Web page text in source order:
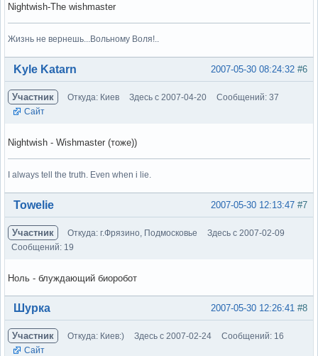
Nightwish-The wishmaster
Жизнь не вернешь...Вольному Воля!..
Вне форума #6
2007-05-30 08:24:32
Kyle Katarn
Участник Откуда: Киев Здесь с 2007-04-20
Сообщений: 37
Сайт
Nightwish - Wishmaster (тоже))
I always tell the truth. Even when i lie.
Вне форума #7
2007-05-30 12:13:47
Towelie
Участник Откуда: г.Фрязино, Подмосковье
Здесь с 2007-02-09
Сообщений: 19
Ноль - блуждающий биоробот
Вне форума #8
2007-05-30 12:26:41
Шурка
Участник Откуда: Киев:) Здесь с 2007-02-24
Сообщений: 16
Сайт